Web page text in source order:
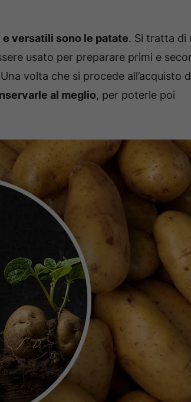
versatili sono le patate. Si tratta di
usato per preparare primi e
volta che si procede all’acquisto
al meglio, per poterle poi